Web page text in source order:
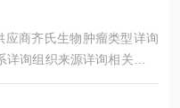
商齐氏生物肿瘤类型详询
询组织来源详询相关疾病
形态详询是否是肿瘤细胞详